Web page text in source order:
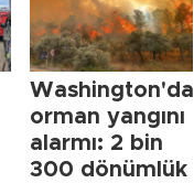
Washington'da
orman yangını
alarmı: 2 bin
300 dönümlük